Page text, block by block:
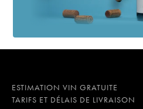
ESTIMATION VIN GRATUITE
TARIFS ET DÉLAIS DE LIVRAISON